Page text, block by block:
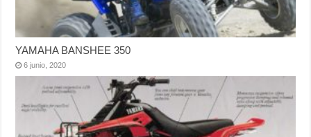
YAMAHA BANSHEE 350
6 junio, 2020